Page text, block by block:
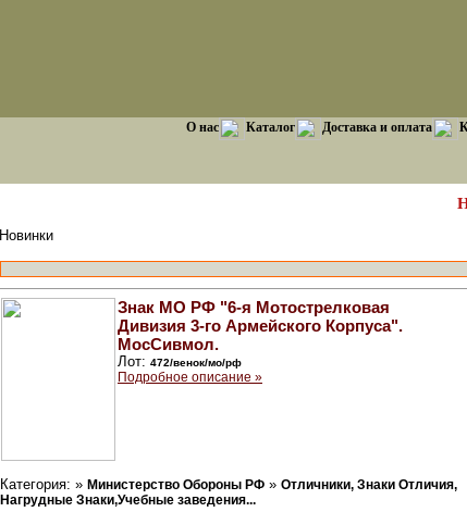
О нас Каталог Доставка и оплата
Новинки
Знак МО РФ "6-я Мотострелковая
Дивизия 3-го Армейского Корпуса".
МосСивмол.
Лот: 472/венок/мо/рф
Подробное описание »
Категория: » Министерство Обороны РФ » Отличники, Знаки Отличия,
Нагрудные Знаки,Учебные заведения...